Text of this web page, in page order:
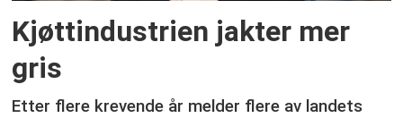
Kjøttindustrien jakter mer
gris
Etter flere krevende år melder flere av landets